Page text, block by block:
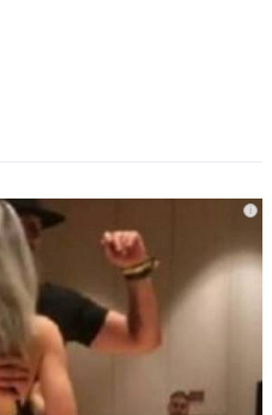
i